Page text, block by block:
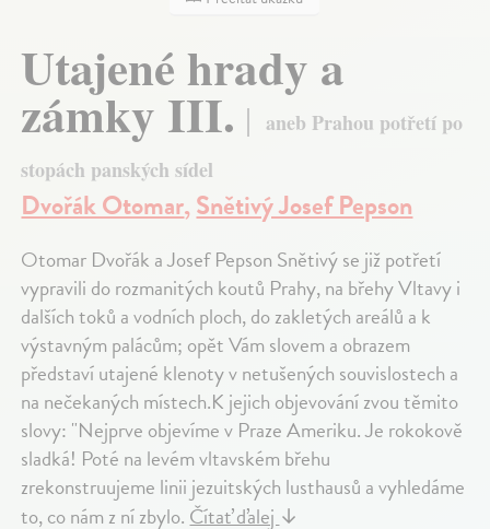
Utajené hrady a
zámky III.
aneb Prahou potřetí po
stopách panských sídel
Dvořák Otomar,Snětivý Josef Pepson
Otomar Dvořák a Josef Pepson Snětivý se již potřetí
vypravili do rozmanitých koutů Prahy, na břehy Vltavy i
dalších toků a vodních ploch, do zakletých areálů a k
výstavným palácům; opět Vám slovem a obrazem
představí utajené klenoty v netušených souvislostech a
na nečekaných místech.K jejich objevování zvou těmito
slovy: "Nejprve objevíme v Praze Ameriku. Je rokokově
sladká! Poté na levém vltavském břehu
zrekonstruujeme linii jezuitských lusthausů a vyhledáme
to, co nám z ní zbylo. Čítať ďalej ↓